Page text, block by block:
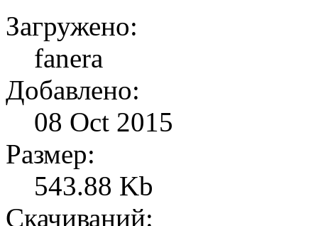
Загружено:
fanera
Добавлено:
08 Oct 2015
Размер:
543.88 Kb
Скачиваний: